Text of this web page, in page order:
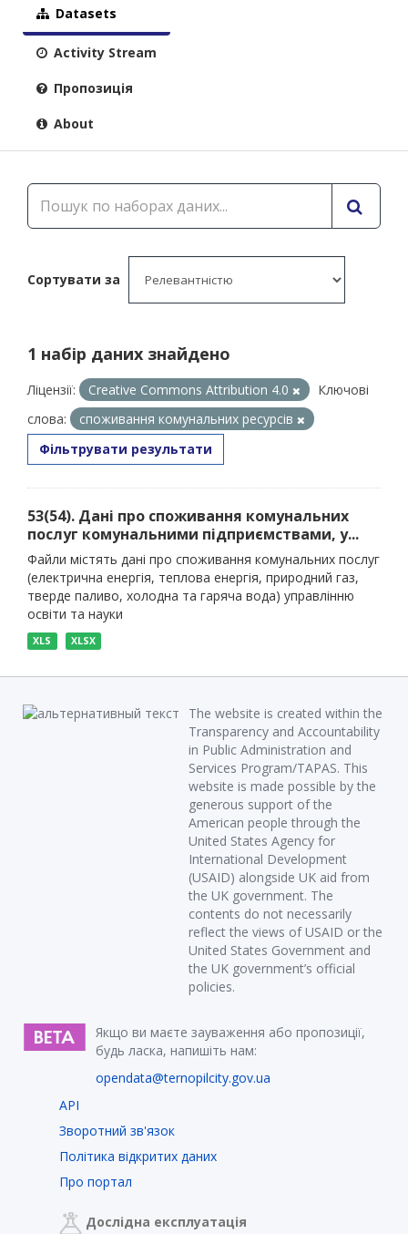
Datasets
Activity Stream
Пропозиція
About
Сортувати за
1 набір даних знайдено
Ліцензії: Creative Commons Attribution 4.0
Ключові
слова:
споживання комунальних ресурсів
Фільтрувати результати
53(54). Дані про споживання комунальних
послуг комунальними підприємствами, у...
Файли містять дані про споживання комунальних послуг
(електрична енергія, теплова енергія, природний газ,
тверде паливо, холодна та гаряча вода) управлінню
освіти та науки
XLS XLSX
The website is created within the
Transparency and Accountability
in Public Administration and
Services Program/TAPAS. This
website is made possible by the
generous support of the
American people through the
United States Agency for
International Development
(USAID) alongside UK aid from
the UK government. The
contents do not necessarily
reflect the views of USAID or the
United States Government and
the UK government’s official
policies.
Якщо ви маєте зауваження або пропозиції,
будь ласка, напишіть нам:
opendata@ternopilcity.gov.ua
API
Зворотний зв'язок
Політика відкритих даних
Про портал
Дослідна експлуатація